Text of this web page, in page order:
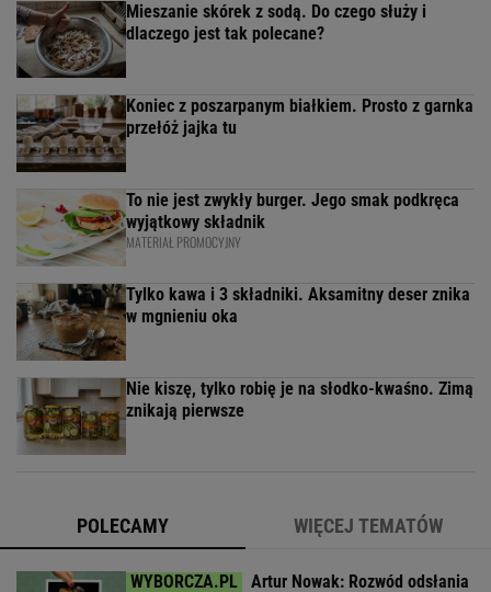
Mieszanie skórek z sodą. Do czego służy i
dlaczego jest tak polecane?
Koniec z poszarpanym białkiem. Prosto z garnka
przełóż jajka tu
To nie jest zwykły burger. Jego smak podkręca
wyjątkowy składnik
MATERIAŁ PROMOCYJNY
Tylko kawa i 3 składniki. Aksamitny deser znika
w mgnieniu oka
Nie kiszę, tylko robię je na słodko-kwaśno. Zimą
znikają pierwsze
POLECAMY WIĘCEJ TEMATÓW
Artur Nowak: Rozwód odsłania